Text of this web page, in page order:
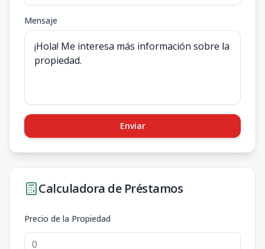
Mensaje
Enviar
Calculadora de Préstamos
Precio de la Propiedad